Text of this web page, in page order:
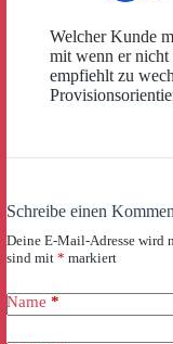
Welcher Kunde
mit wenn er nicht
empfiehlt zu
Schreibe einen
Deine E-Mail-Adresse wird
sind mit * markiert
Name *